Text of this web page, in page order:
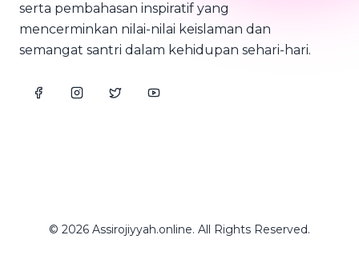
serta pembahasan inspiratif yang
mencerminkan nilai-nilai keislaman dan
semangat santri dalam kehidupan sehari-hari.
© 2026 Assirojiyyah.online. All Rights Reserved.